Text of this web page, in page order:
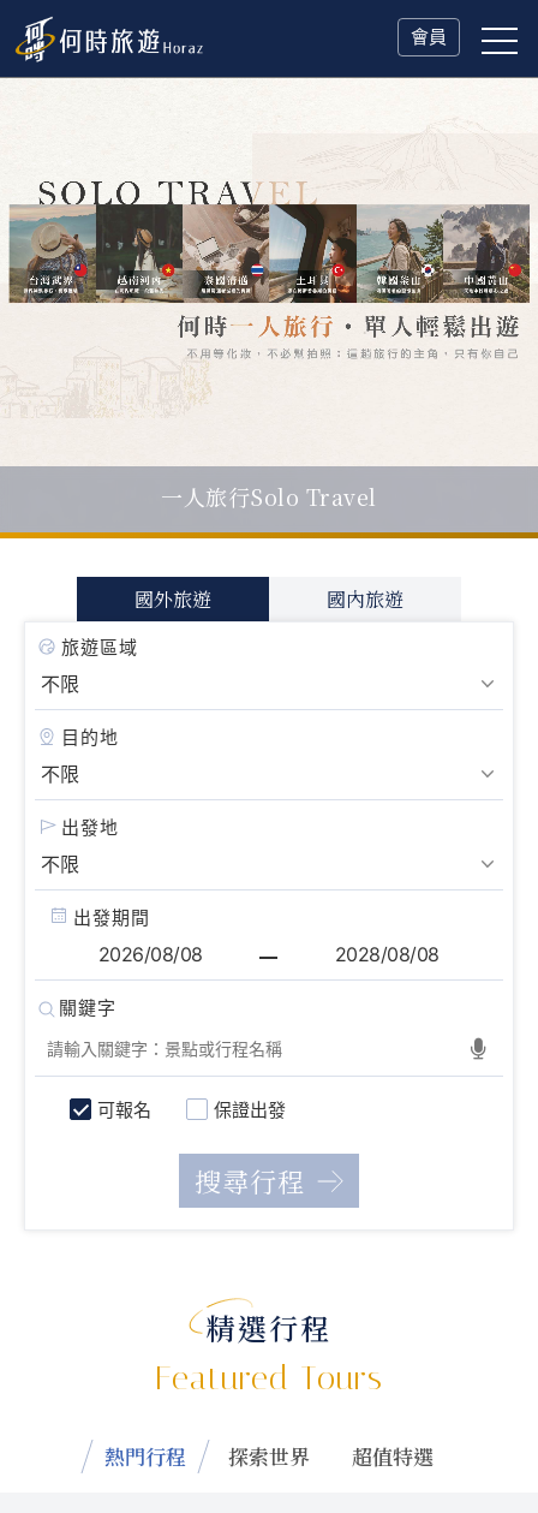
會員
父親節．限時特別企劃一人旅行Solo Travel
國外旅遊 國內旅遊
旅遊區域
目的地
出發地
出發期間
可報名 保證出發
精選行程
Featured Tours
熱門行程 探索世界 超值特選